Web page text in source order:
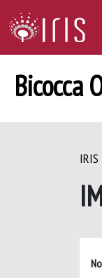
Bicocca
IRIS